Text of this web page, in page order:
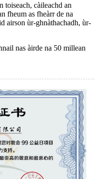
toiseach, càileachd an
fheum as fheàrr de na
airson ùr-ghnàthachadh, ùr-
nas àirde na 50 millean